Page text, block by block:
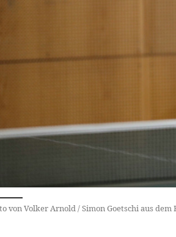
von Volker Arnold / Simon Goetschi aus dem